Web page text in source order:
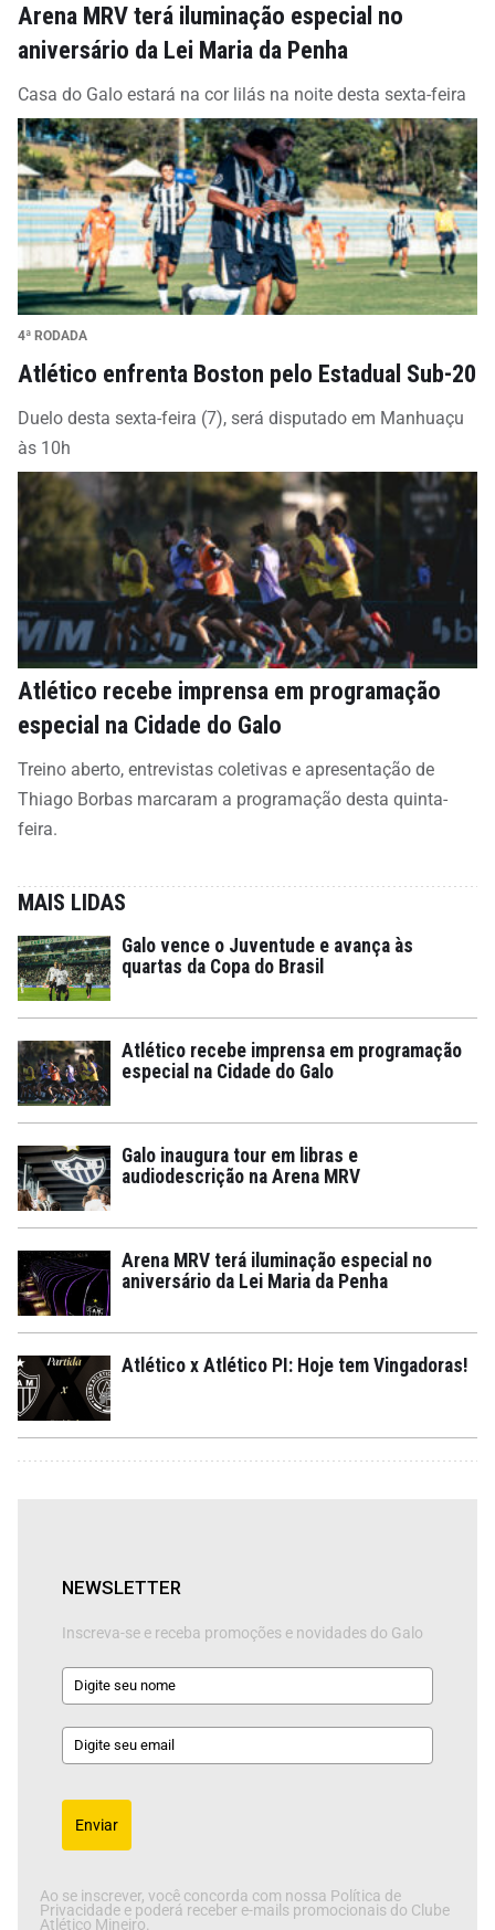
Arena MRV terá iluminação especial no
aniversário da Lei Maria da Penha
Casa do Galo estará na cor lilás na noite desta sexta-feira
4ª RODADA
Atlético enfrenta Boston pelo Estadual Sub-20
Duelo desta sexta-feira (7), será disputado em Manhuaçu
às 10h
Atlético recebe imprensa em programação
especial na Cidade do Galo
Treino aberto, entrevistas coletivas e apresentação de
Thiago Borbas marcaram a programação desta quinta-
feira.
MAIS LIDAS
Galo vence o Juventude e avança às
quartas da Copa do Brasil
Atlético recebe imprensa em programação
especial na Cidade do Galo
Galo inaugura tour em libras e
audiodescrição na Arena MRV
Arena MRV terá iluminação especial no
aniversário da Lei Maria da Penha
Atlético x Atlético PI: Hoje tem Vingadoras!
NEWSLETTER
Inscreva-se e receba promoções e novidades do Galo
Enviar
Ao se inscrever, você concorda com nossa Política de
Privacidade e poderá receber e-mails promocionais do Clube
Atlético Mineiro.